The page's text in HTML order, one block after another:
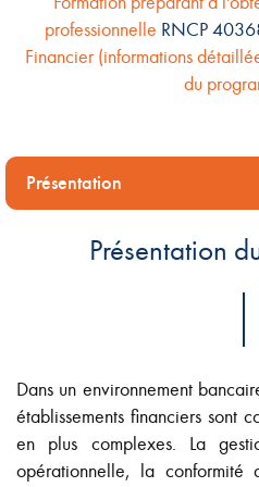
professionnelle RNCP
Financier (informations
du
Présentation
Présentation
Dans un environnement
établissements financiers sont
en plus complexes. La
opérationnelle, la conformité